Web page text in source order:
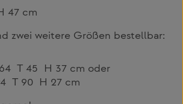
47 cm
zwei weitere Größen bestellbar:
T 45 H 37 cm oder
T 90 H 27 cm